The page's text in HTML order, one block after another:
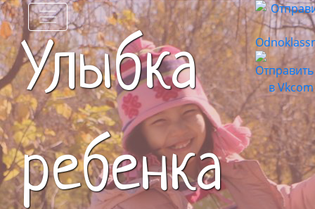
Улыбка
ребенка